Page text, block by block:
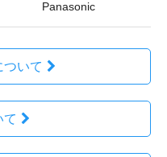
Panasonic
ついて
て